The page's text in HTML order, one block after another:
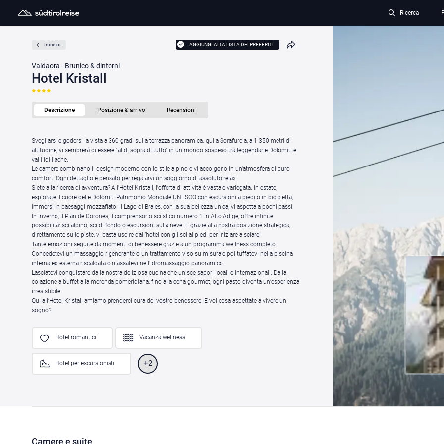
Ricerca
Indietro AGGIUNGI ALLA LISTA DEI PREFERITI
Valdaora - Brunico & dintorni
Hotel Kristall
Descrizione Posizione & arrivo Recensioni
Svegliarsi e godersi la vista a 360 gradi sulla terrazza panoramica: qui a Sorafurcia, a 1 350 metri di
altitudine, vi sembrerà di essere “al di sopra di tutto” in un mondo sospeso tra leggendarie Dolomiti e
valli idilliache.
Le camere combinano il design moderno con lo stile alpino e vi accolgono in un'atmosfera di puro
comfort. Ogni dettaglio è pensato per regalarvi un soggiorno di assoluto relax.
Siete alla ricerca di avventura? All'Hotel Kristall, l'offerta di attività è vasta e variegata. In estate,
esplorate il cuore delle Dolomiti Patrimonio Mondiale UNESCO con escursioni a piedi o in bicicletta,
immersi in paesaggi mozzafiato. Il Lago di Braies, con la sua bellezza unica, vi aspetta a pochi passi.
In inverno, il Plan de Corones, il comprensorio sciistico numero 1 in Alto Adige, offre infinite
possibilità: sci alpino, sci di fondo o escursioni sulla neve. E grazie alla nostra posizione strategica,
direttamente sulle piste, vi basta uscire dall’hotel con gli sci ai piedi per iniziare a sciare!
Tante emozioni seguite da momenti di benessere grazie a un programma wellness completo.
Concedetevi un massaggio rigenerante o un trattamento viso su misura e poi tuffatevi nella piscina
interna ed esterna riscaldata o rilassatevi nell’idromassaggio panoramico.
Lasciatevi conquistare dalla nostra deliziosa cucina che unisce sapori locali e internazionali. Dalla
colazione a buffet alla merenda pomeridiana, fino alla cena gourmet, ogni pasto diventa un’esperienza
irresistibile.
Qui all’Hotel Kristall amiamo prenderci cura del vostro benessere. E voi cosa aspettate a vivere un
sogno?
Hotel romantici Vacanza wellness
Hotel per escursionisti +2
Camere e suite